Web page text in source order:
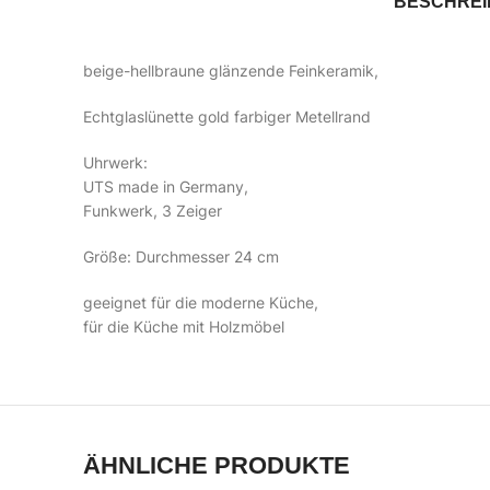
beige-hellbraune glänzende Feinkeramik,
Echtglaslünette gold farbiger Metellrand
Uhrwerk:
UTS made in Germany,
Funkwerk, 3 Zeiger
Größe: Durchmesser 24 cm
geeignet für die moderne Küche,
für die Küche mit Holzmöbel
ÄHNLICHE PRODUKTE